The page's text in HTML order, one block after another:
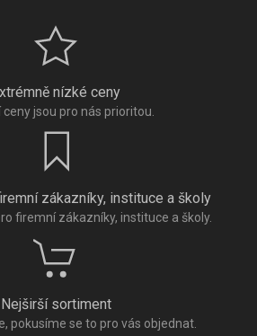
nízké ceny
ceny jsou pro nás prioritou.
zákazníky, instituce a školy
firemní zákazníky, instituce a školy.
Nejširší sortiment
pokusíme se to pro vás objednat.